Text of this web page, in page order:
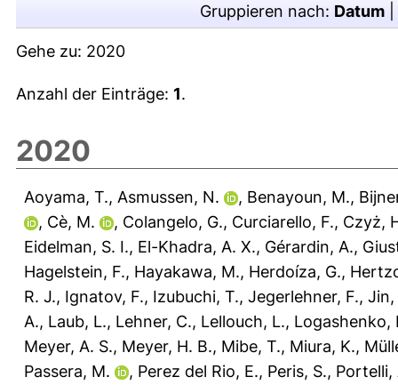
Gruppieren nach: Datum
Gehe zu: 2020
Anzahl der Einträge: 1.
2020
Aoyama, T., Asmussen, N. , Benayoun, M.,
, Cè, M. , Colangelo, G., Curciarello, F., Czyż,
Eidelman, S. I., El-Khadra, A. X., Gérardin, A.,
Hagelstein, F., Hayakawa, M., Herdoíza, G.,
R. J., Ignatov, F., Izubuchi, T., Jegerlehner, F., Jin,
A., Laub, L., Lehner, C., Lellouch, L., Logashenko,
Meyer, A. S., Meyer, H. B., Mibe, T., Miura, K.,
Passera, M.
, Perez del Rio, E., Peris, S., Portelli,